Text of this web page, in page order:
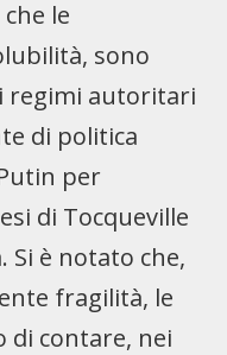
le
sono
regimi autoritari
di politica
per
di Tocqueville
Si è notato che,
fragilità, le
di contare, nei